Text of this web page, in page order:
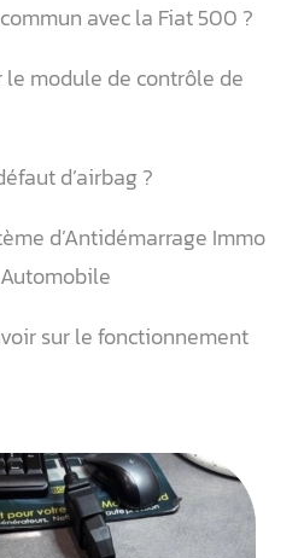
avec la Fiat 500 ?
module de contrôle de
d’airbag ?
d’Antidémarrage Immo
sur le fonctionnement